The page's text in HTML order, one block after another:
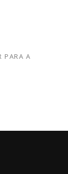
PARA A